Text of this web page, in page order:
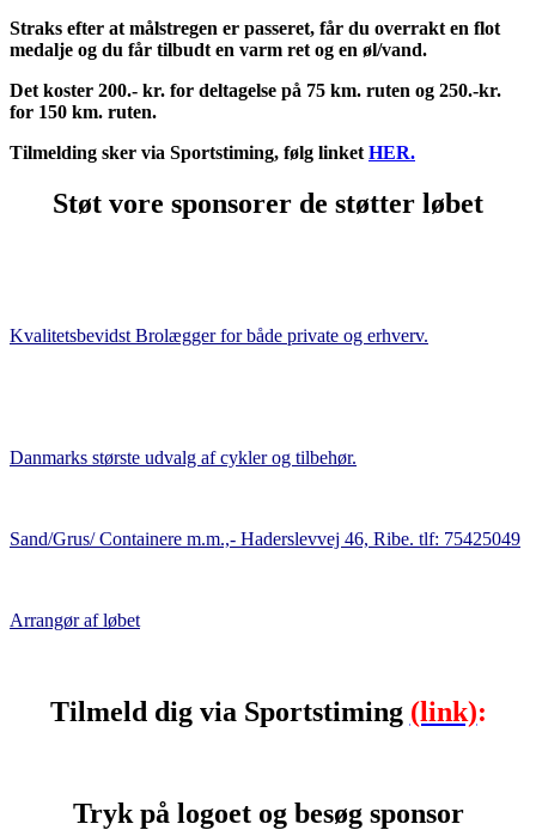
Straks efter at målstregen er passeret, får du overrakt en flot
medalje og du får tilbudt en varm ret og en øl/vand.
Det koster 200.- kr. for deltagelse på 75 km. ruten og 250.-kr.
for 150 km. ruten.
Tilmelding sker via Sportstiming, følg linket HER.
Støt vore sponsorer de støtter løbet
Kvalitetsbevidst Brolægger for både private og erhverv.
Danmarks største udvalg af cykler og tilbehør.
Sand/Grus/ Containere m.m.,- Haderslevvej 46, Ribe. tlf: 75425049
Arrangør af løbet
Tilmeld dig via Sportstiming (link):
Tryk på logoet og besøg sponsor